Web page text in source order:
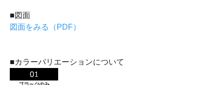
■図面
図面をみる（PDF）
■カラーバリエーションについて